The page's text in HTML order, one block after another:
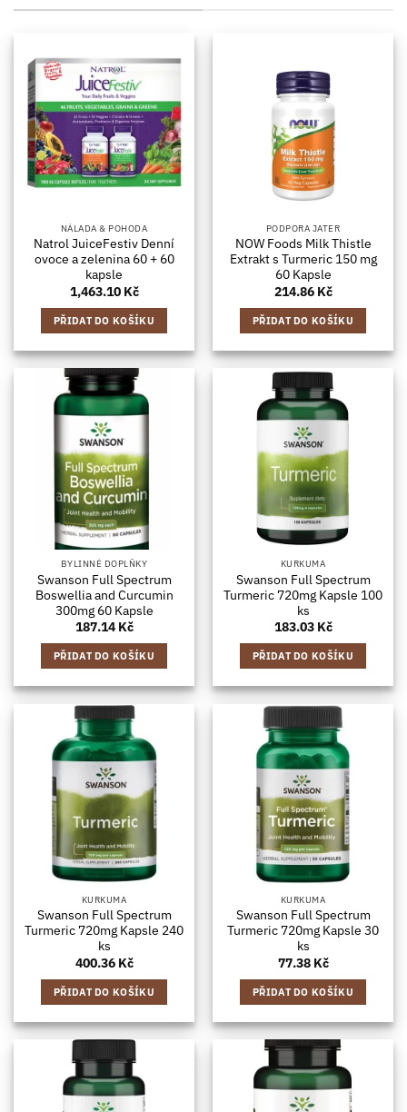
NÁLADA & POHODA
Natrol JuiceFestiv Denní
ovoce a zelenina 60 + 60
kapsle
1,463.10 Kč
PŘIDAT DO KOŠÍKU
PODPORA JATER
NOW Foods Milk Thistle
Extrakt s Turmeric 150 mg
60 Kapsle
214.86 Kč
PŘIDAT DO KOŠÍKU
BYLINNÉ DOPLŇKY
Swanson Full Spectrum
Boswellia and Curcumin
300mg 60 Kapsle
187.14 Kč
PŘIDAT DO KOŠÍKU
KURKUMA
Swanson Full Spectrum
Turmeric 720mg Kapsle 100
ks
183.03 Kč
PŘIDAT DO KOŠÍKU
KURKUMA
Swanson Full Spectrum
Turmeric 720mg Kapsle 240
ks
400.36 Kč
PŘIDAT DO KOŠÍKU
KURKUMA
Swanson Full Spectrum
Turmeric 720mg Kapsle 30
ks
77.38 Kč
PŘIDAT DO KOŠÍKU